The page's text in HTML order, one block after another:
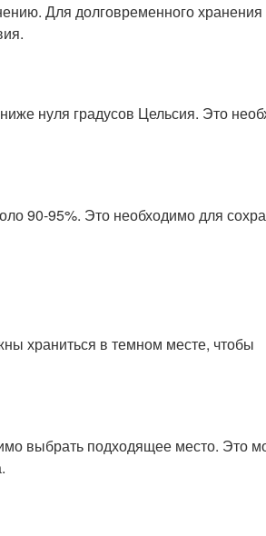
Для долговременного хранения
нуля градусов Цельсия. Это
90-95%. Это необходимо для
храниться в темном месте, чтобы
выбрать подходящее место. Это